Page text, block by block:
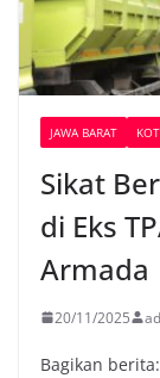
JAWA BARAT
Sikat
di Eks
Armada
20/11/2025
Bagikan berita: